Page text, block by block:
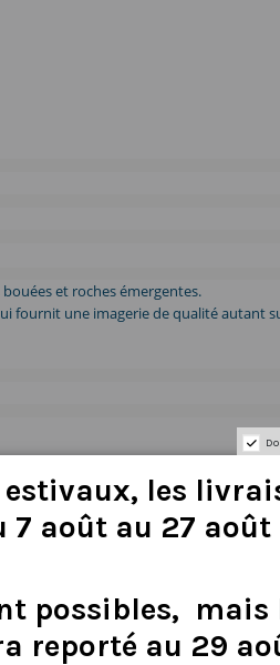
et roches émergentes.
fournit une imagerie de qualité autant
estivaux, les
7 août au 27 août
possibles, mais
reporté au 29